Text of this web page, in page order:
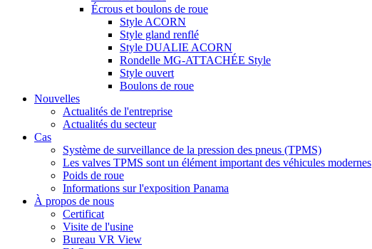
Écrous et boulons de roue
Style ACORN
Style gland renflé
Style DUALIE ACORN
Rondelle MG-ATTACHÉE Style
Style ouvert
Boulons de roue
Nouvelles
Actualités de l'entreprise
Actualités du secteur
Cas
Système de surveillance de la pression des pneus (TPMS)
Les valves TPMS sont un élément important des véhicules modernes
Poids de roue
Informations sur l'exposition Panama
À propos de nous
Certificat
Visite de l'usine
Bureau VR View